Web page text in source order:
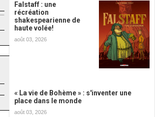
Falstaff : une
récréation
shakespearienne de
haute volée!
août 03, 2026
« La vie de Bohème » : s'inventer une
place dans le monde
août 03, 2026